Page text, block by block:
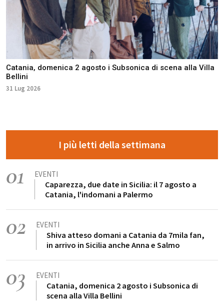
Catania, domenica 2 agosto i Subsonica di scena alla Villa
Bellini
31 Lug 2026
I più letti della settimana
01 EVENTI
Caparezza, due date in Sicilia: il 7 agosto a
Catania, l'indomani a Palermo
02 EVENTI
Shiva atteso domani a Catania da 7mila fan,
in arrivo in Sicilia anche Anna e Salmo
03 EVENTI
Catania, domenica 2 agosto i Subsonica di
scena alla Villa Bellini